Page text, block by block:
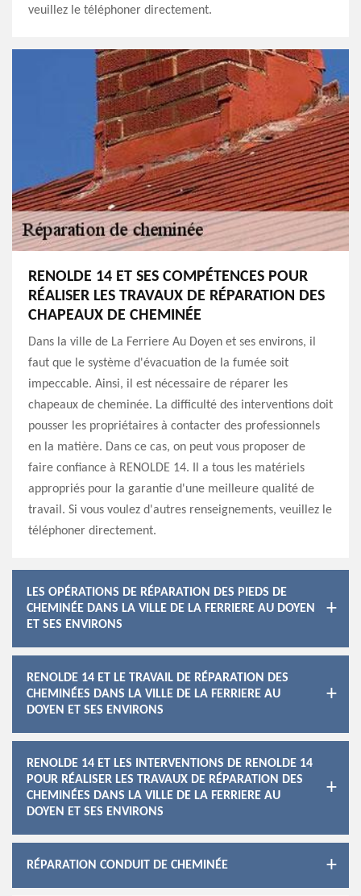
veuillez le téléphoner directement.
RENOLDE 14 ET SES COMPÉTENCES POUR
RÉALISER LES TRAVAUX DE RÉPARATION DES
CHAPEAUX DE CHEMINÉE
Dans la ville de La Ferriere Au Doyen et ses environs, il
faut que le système d'évacuation de la fumée soit
impeccable. Ainsi, il est nécessaire de réparer les
chapeaux de cheminée. La difficulté des interventions doit
pousser les propriétaires à contacter des professionnels
en la matière. Dans ce cas, on peut vous proposer de
faire confiance à RENOLDE 14. Il a tous les matériels
appropriés pour la garantie d'une meilleure qualité de
travail. Si vous voulez d'autres renseignements, veuillez le
téléphoner directement.
LES OPÉRATIONS DE RÉPARATION DES PIEDS DE
CHEMINÉE DANS LA VILLE DE LA FERRIERE AU DOYEN
ET SES ENVIRONS
RENOLDE 14 ET LE TRAVAIL DE RÉPARATION DES
CHEMINÉES DANS LA VILLE DE LA FERRIERE AU
DOYEN ET SES ENVIRONS
RENOLDE 14 ET LES INTERVENTIONS DE RENOLDE 14
POUR RÉALISER LES TRAVAUX DE RÉPARATION DES
CHEMINÉES DANS LA VILLE DE LA FERRIERE AU
DOYEN ET SES ENVIRONS
RÉPARATION CONDUIT DE CHEMINÉE